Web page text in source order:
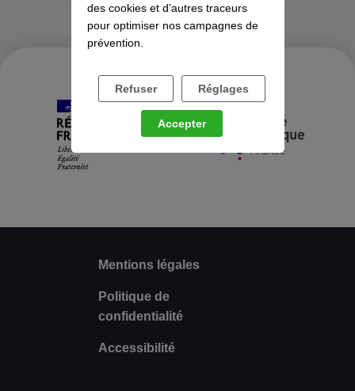
Mentions légales
Politique de
confidentialité
Accessibilité
des cookies et d’autres traceurs
pour optimiser nos campagnes de
prévention.
Refuser Réglages
Accepter